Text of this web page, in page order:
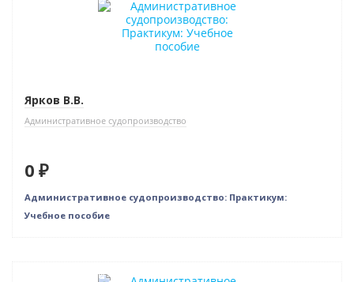
Ярков В.В.
Административное судопроизводство
0 ₽
Административное судопроизводство: Практикум:
Учебное пособие
Нет в наличии